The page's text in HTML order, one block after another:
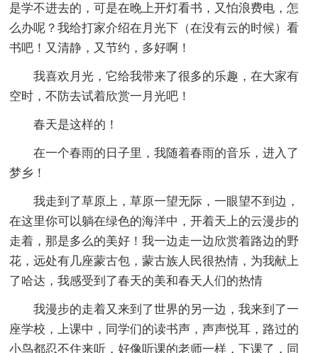
是学不进去的，可是在晚上开灯看书，又怕浪费电，怎
么办呢？我给打家介绍在月光下（在没有云的时候）看
书吧！又清静，又节约，多好啊！
我喜欢月光，它给我带来了很多的乐趣，在大家有
空时，不防去试着欣赏一月光吧！
春天是这样的！
在一个春雨的日子里，我随着春雨的音乐，进入了
梦乡！
我走到了草原上，草原一望无际，一眼望不到边，
在这里你可以躺在绿色的海洋中，开着天上的云漫步的
走着，那是多么的美好！我一边走一边欣赏着路边的野
花，远处有几座蒙古包，蒙古族人民很热情，为我献上
了哈达，我感受到了春天的美和春天人们的热情
我漫步的走着又来到了世界的另一边，我来到了一
座学校，上课中，同学们的读书声，声声悦耳，路过的
小鸟都忍不住来听，好像听课的老师一样，下课了，同